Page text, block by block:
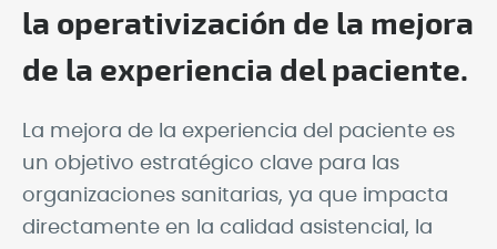
la operativización de la mejora
de la experiencia del paciente.
La mejora de la experiencia del paciente es
un objetivo estratégico clave para las
organizaciones sanitarias, ya que impacta
directamente en la calidad asistencial, la